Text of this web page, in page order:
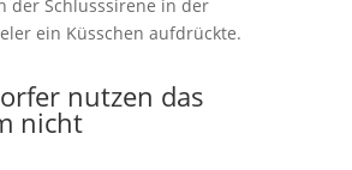
der Schlusssirene in der
ein Küsschen aufdrückte.
nutzen das
nicht